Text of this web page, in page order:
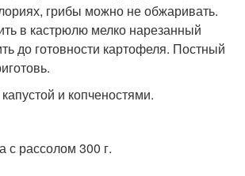
грибы можно не обжаривать.
в кастрюлю мелко нарезанный
до готовности картофеля. Постный
и копченостями.
с рассолом 300 г.